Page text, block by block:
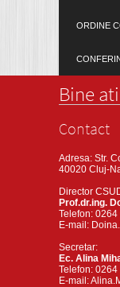
ORDINE
Bine
Contact
Adresa: Str.
40020 Cluj-
Director
Prof.dr.ing.
Telefon:
E-mail:
Secretar:
Ec. Alina
Telefon:
E-mail: